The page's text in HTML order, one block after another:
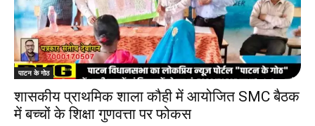
पाटन के गोठ
शासकीय प्राथमिक शाला कौही में आयोजित SMC बैठक
में बच्चों के शिक्षा गुणवत्ता पर फोकस